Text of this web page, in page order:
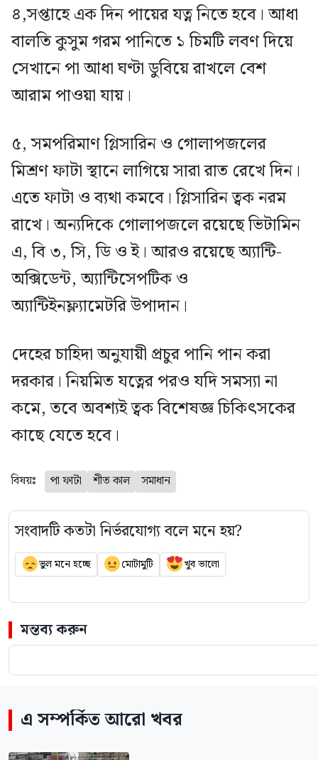
৪,সপ্তাহে এক দিন পায়ের যত্ন নিতে হবে। আধা
বালতি কুসুম গরম পানিতে ১ চিমটি লবণ দিয়ে
সেখানে পা আধা ঘণ্টা ডুবিয়ে রাখলে বেশ
আরাম পাওয়া যায়।
৫, সমপরিমাণ গ্লিসারিন ও গোলাপজলের
মিশ্রণ ফাটা স্থানে লাগিয়ে সারা রাত রেখে দিন।
এতে ফাটা ও ব্যথা কমবে। গ্লিসারিন ত্বক নরম
রাখে। অন্যদিকে গোলাপজলে রয়েছে ভিটামিন
এ, বি ৩, সি, ডি ও ই। আরও রয়েছে অ্যান্টি-
অক্সিডেন্ট, অ্যান্টিসেপটিক ও
অ্যান্টিইনফ্ল্যামেটরি উপাদান।
দেহের চাহিদা অনুযায়ী প্রচুর পানি পান করা
দরকার। নিয়মিত যত্নের পরও যদি সমস্যা না
কমে, তবে অবশ্যই ত্বক বিশেষজ্ঞ চিকিৎসকের
কাছে যেতে হবে।
বিষয়ঃ পা ফাটা শীত কাল সমাধান
সংবাদটি কতটা নির্ভরযোগ্য বলে মনে হয়?
ভুল মনে হচ্ছে মোটামুটি খুব ভালো
মন্তব্য করুন
এ সম্পর্কিত আরো খবর